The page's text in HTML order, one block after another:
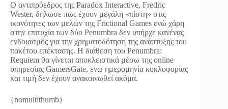
Ο αντιπρόεδρος της Paradox Interactive, Fredric
Wester, δήλωσε πως έχουν μεγάλη «πίστη» στις
ικανότητες των μελών της Frictional Games ενώ χάρη
στην επιτυχία των δύο Penumbra δεν υπήρχε κανένας
ενδοιασμός για την χρηματοδότηση της ανάπτυξης του
πακέτου επέκτασης. Η διάθεση του Penumbra:
Requiem θα γίνεται αποκλειστικά μέσω της online
υπηρεσίας GamersGate, ενώ ημερομηνία κυκλοφορίας
και τιμή δεν έχουν ανακοινωθεί ακόμα.
{nomultithumb}